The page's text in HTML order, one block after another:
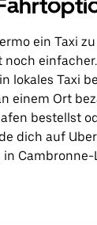
ein Taxi
lokales Taxi
einem Ort
bestellst
dich auf
Cambronne-